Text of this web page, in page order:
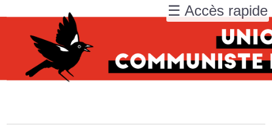
☰ Accès rapide